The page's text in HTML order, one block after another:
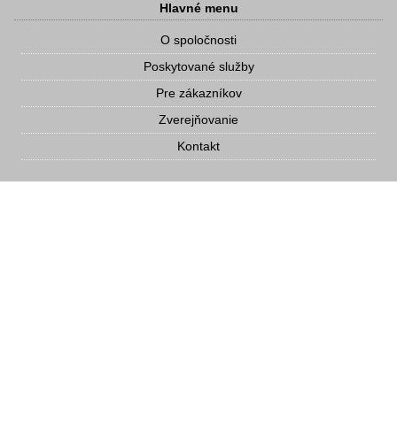
Hlavné menu
O spoločnosti
Poskytované služby
Pre zákazníkov
Zverejňovanie
Kontakt